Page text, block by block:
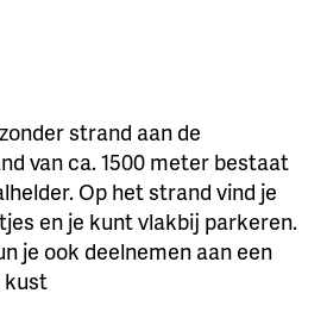
strand aan de
van ca. 1500 meter bestaat
Op het strand vind je
en je kunt vlakbij parkeren.
je ook deelnemen aan een
kust